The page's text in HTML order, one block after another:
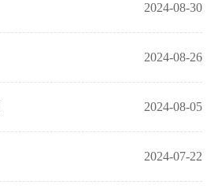
2024-08-30
2024-08-26
2024-08-05
2024-07-22